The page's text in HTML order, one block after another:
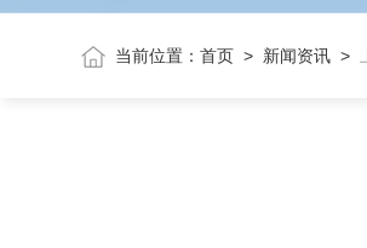
当前位置：首页 > 新闻资讯 >